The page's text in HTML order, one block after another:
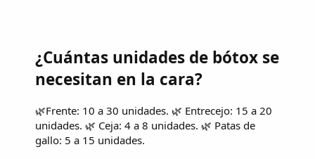
¿Cuántas unidades de bótox se
necesitan en la cara?
🌿Frente: 10 a 30 unidades. 🌿 Entrecejo: 15 a 20
unidades. 🌿 Ceja: 4 a 8 unidades. 🌿 Patas de
gallo: 5 a 15 unidades.